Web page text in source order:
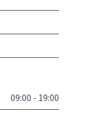
09:00 - 19:00